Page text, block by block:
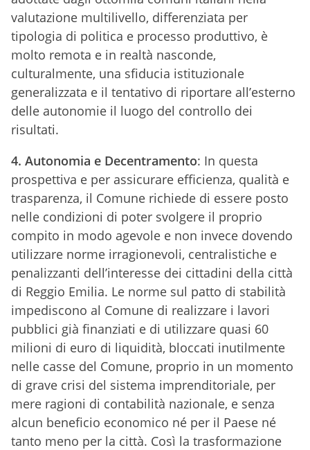
valutazione multilivello, differenziata per
tipologia di politica e processo produttivo, è
molto remota e in realtà nasconde,
culturalmente, una sfiducia istituzionale
generalizzata e il tentativo di riportare all’esterno
delle autonomie il luogo del controllo dei
risultati.
4. Autonomia e Decentramento: In questa
prospettiva e per assicurare efficienza, qualità e
trasparenza, il Comune richiede di essere posto
nelle condizioni di poter svolgere il proprio
compito in modo agevole e non invece dovendo
utilizzare norme irragionevoli, centralistiche e
penalizzanti dell’interesse dei cittadini della città
di Reggio Emilia. Le norme sul patto di stabilità
impediscono al Comune di realizzare i lavori
pubblici già finanziati e di utilizzare quasi 60
milioni di euro di liquidità, bloccati inutilmente
nelle casse del Comune, proprio in un momento
di grave crisi del sistema imprenditoriale, per
mere ragioni di contabilità nazionale, e senza
alcun beneficio economico né per il Paese né
tanto meno per la città. Così la trasformazione